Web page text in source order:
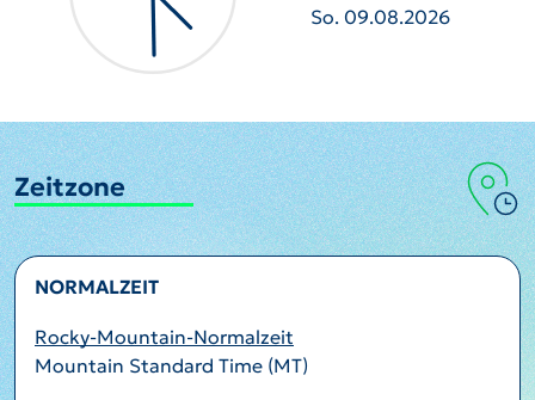
So. 09.08.2026
Zeitzone
NORMALZEIT
Rocky-Mountain-Normalzeit
Mountain Standard Time (MT)